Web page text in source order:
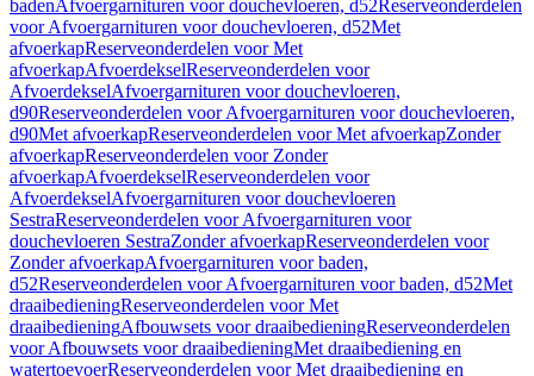
badenAfvoergarnituren voor douchevloeren, d52Reserveonderdelen
voor Afvoergarnituren voor douchevloeren, d52Met
afvoerkapReserveonderdelen voor Met
afvoerkapAfvoerdekselReserveonderdelen voor
AfvoerdekselAfvoergarnituren voor douchevloeren,
d90Reserveonderdelen voor Afvoergarnituren voor douchevloeren,
d90Met afvoerkapReserveonderdelen voor Met afvoerkapZonder
afvoerkapReserveonderdelen voor Zonder
afvoerkapAfvoerdekselReserveonderdelen voor
AfvoerdekselAfvoergarnituren voor douchevloeren
SestraReserveonderdelen voor Afvoergarnituren voor
douchevloeren SestraZonder afvoerkapReserveonderdelen voor
Zonder afvoerkapAfvoergarnituren voor baden,
d52Reserveonderdelen voor Afvoergarnituren voor baden, d52Met
draaibedieningReserveonderdelen voor Met
draaibedieningAfbouwsets voor draaibedieningReserveonderdelen
voor Afbouwsets voor draaibedieningMet draaibediening en
watertoevoerReserveonderdelen voor Met draaibediening en